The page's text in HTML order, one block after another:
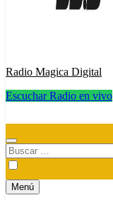
Radio Magica Digital
Escuchar Radio en vivo
Buscar:
Menú